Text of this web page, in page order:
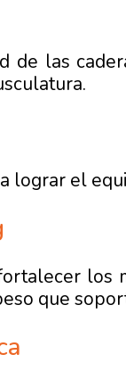
de las
lograr el
los
que